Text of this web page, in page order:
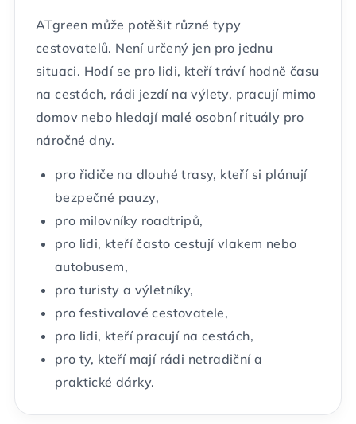
ATgreen může potěšit různé typy
cestovatelů. Není určený jen pro jednu
situaci. Hodí se pro lidi, kteří tráví hodně času
na cestách, rádi jezdí na výlety, pracují mimo
domov nebo hledají malé osobní rituály pro
náročné dny.
pro řidiče na dlouhé trasy, kteří si plánují
bezpečné pauzy,
pro milovníky roadtripů,
pro lidi, kteří často cestují vlakem nebo
autobusem,
pro turisty a výletníky,
pro festivalové cestovatele,
pro lidi, kteří pracují na cestách,
pro ty, kteří mají rádi netradiční a
praktické dárky.